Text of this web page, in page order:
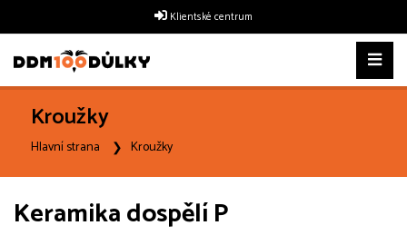
Klientské centrum
Kroužky
Hlavní strana Kroužky
Keramika dospělí P